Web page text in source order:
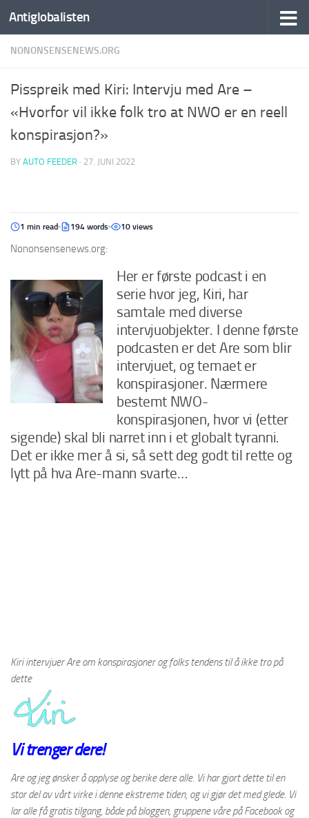
Antiglobalisten
NONONSENSENEWS.ORG
Pisspreik med Kiri: Intervju med Are –
«Hvorfor vil ikke folk tro at NWO er en reell
konspirasjon?»
BY AUTO FEEDER · 27. JUNI 2022
1 min read 194 words 10 views
Nononsensenews.org:
Her er første podcast i en
serie hvor jeg, Kiri, har
samtale med diverse
intervjuobjekter. I denne første
podcasten er det Are som blir
intervjuet, og temaet er
konspirasjoner. Nærmere
bestemt NWO-
konspirasjonen, hvor vi (etter
sigende) skal bli narret inn i et globalt tyranni.
Det er ikke mer å si, så sett deg godt til rette og
lytt på hva Are-mann svarte…
Kiri intervjuer Are om konspirasjoner og folks tendens til å ikke tro på
dette
Vi trenger dere!
Are og jeg ønsker å opplyse og berike dere alle. Vi har gjort dette til en
stor del av vårt virke i denne ekstreme tiden, og vi gjør det med glede. Vi
lar alle få gratis tilgang, både på bloggen, gruppene våre på Facebook og